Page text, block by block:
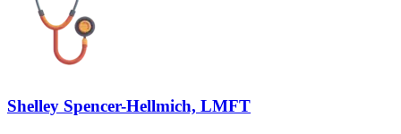
Shelley Spencer-Hellmich, LMFT